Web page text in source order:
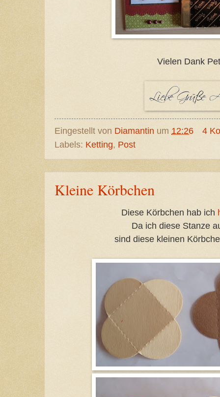
Vielen Dank
Eingestellt von Diamantin um 12:26
4
Labels: Ketting, Post
Kleine Körbchen
Diese Körbchen hab ich
Da ich diese Stanze
sind diese kleinen